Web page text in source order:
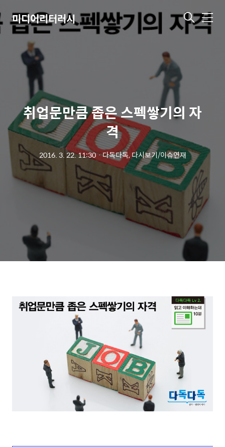
미디어리터러시 메
뉴
취업문만큼 좁은 스펙쌓기의 자
격
2016. 3. 22. 11:30ㆍ다독다독, 다시보기/이슈연재